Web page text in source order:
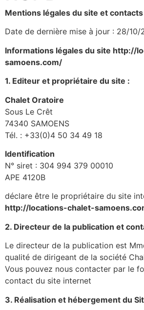
Mentions légales du site et contacts
Date de dernière mise à jour : 28/10/
Informations légales du site http://
samoens.com/
1. Editeur et propriétaire du site :
Chalet Oratoire
Sous Le Crêt
74340 SAMOENS
Tél. : +33(0)4 50 34 49 18
Identification
N° siret : 304 994 379 00010
APE 4120B
déclare être le propriétaire du site
http://locations-chalet-
2. Directeur de la publication et
Le directeur de la publication est
qualité de dirigeant de la société
Vous pouvez nous contacter par le
contact du site internet
3. Réalisation et hébergement du